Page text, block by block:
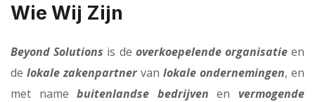
Wie Wij Zijn
Beyond Solutions is de overkoepelende organisatieen
de lokale zakenpartnervan lokale ondernemingen, en
met namebuitenlandse bedrijven en vermogende